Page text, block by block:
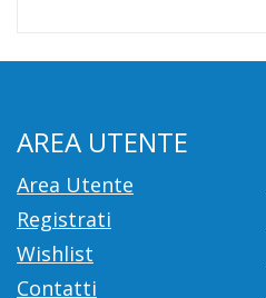
AREA UTENTE
Area Utente
Registrati
Wishlist
Contatti